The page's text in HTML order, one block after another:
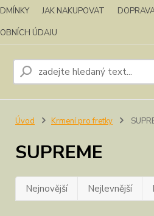
JAK NAKUPOVAT
ÚDAJU
Úvod Krmení pro fretky
SUPREME
Nejnovější Nejlevnější